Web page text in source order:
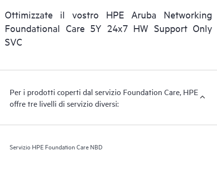
Ottimizzate il vostro HPE Aruba Networking
Foundational Care 5Y 24x7 HW Support Only
SVC
Per i prodotti coperti dal servizio Foundation Care, HPE
offre tre livelli di servizio diversi:
Servizio HPE Foundation Care NBD